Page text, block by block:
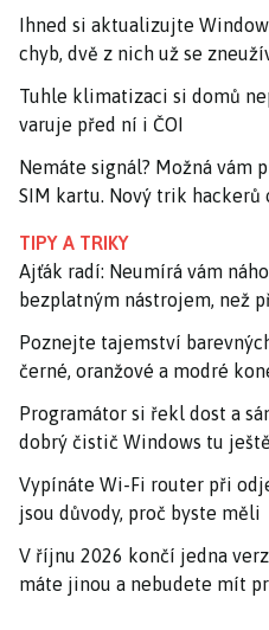
Ihned si aktualizujte
chyb, dvě z nich už se
Tuhle klimatizaci si domů
varuje před ní i ČOI
Nemáte signál? Možná vám
SIM kartu. Nový trik hackerů
TIPY A TRIKY
Ajťák radí: Neumírá vám
bezplatným nástrojem, než
Poznejte tajemství
černé, oranžové a modré
Programátor si řekl dost a
dobrý čistič Windows tu
Vypínáte Wi-Fi router při
jsou důvody, proč byste měli
V říjnu 2026 končí jedna
máte jinou a nebudete mít